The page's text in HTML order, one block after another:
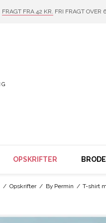
FRAGT FRA 42 KR. FRI FRAGT OVER
OPSKRIFTER
/ Opskrifter / By Permin / T-shirt